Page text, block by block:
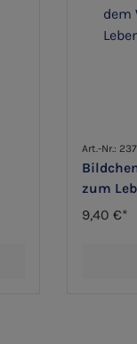
Art.-Nr.:
zum
9,40 €*